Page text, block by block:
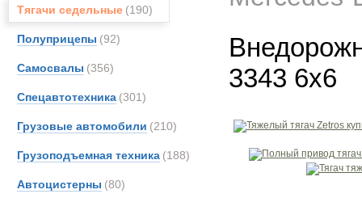
Тягачи седельные (190)
Полуприцепы (92)
Самосвалы (356)
Спецавтотехника (301)
Грузовые автомобили (210)
Грузоподъемная техника (188)
Автоцистерны (80)
3343 6x6